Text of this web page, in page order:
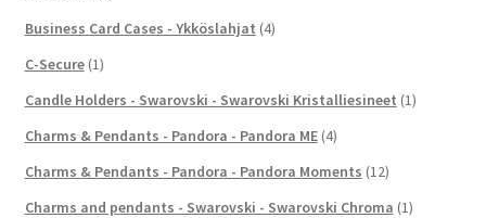
Business Card Cases - Ykköslahjat (4)
C-Secure (1)
Candle Holders - Swarovski - Swarovski Kristalliesineet (1)
Charms & Pendants - Pandora - Pandora ME (4)
Charms & Pendants - Pandora - Pandora Moments (12)
Charms and pendants - Swarovski - Swarovski Chroma (1)